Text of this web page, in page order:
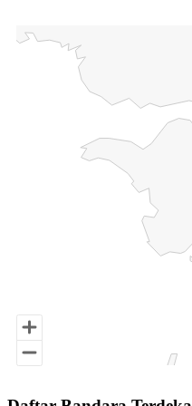
Chart
Map of Indonesia with 3 data